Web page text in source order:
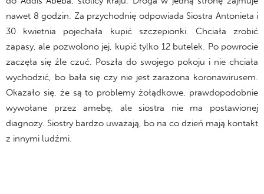
nawet 8 godzin. Za przychodnię odpowiada Siostra Antonieta i
30 kwietnia pojechała kupić szczepionki. Chciała zrobić
zapasy, ale pozwolono jej, kupić tylko 12 butelek. Po powrocie
zaczęła się źle czuć. Poszła do swojego pokoju i nie chciała
wychodzić, bo bała się czy nie jest zarażona koronawirusem.
Okazało się, że są to problemy żołądkowe, prawdopodobnie
wywołane przez amebę, ale siostra nie ma postawionej
diagnozy. Siostry bardzo uważają, bo na co dzień mają kontakt
z innymi ludźmi.